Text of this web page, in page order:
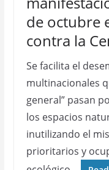
de octubre
contra la
Se facilita el
multinacionales
general” pasan
los espacios
inutilizando el
prioritarios y